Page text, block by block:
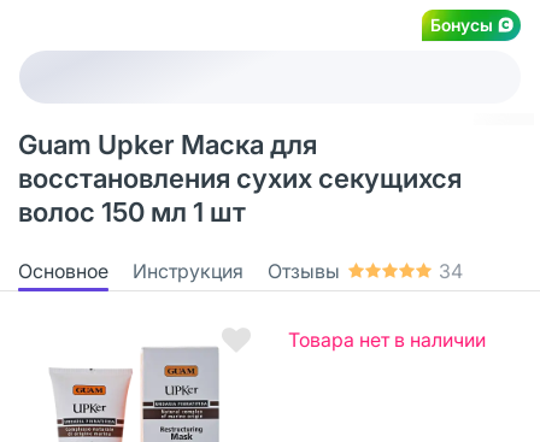
Бонусы
Guam Upker Маска для
восстановления сухих секущихся
волос 150 мл 1 шт
Основное Инструкция Отзывы 34
Товара нет в наличии